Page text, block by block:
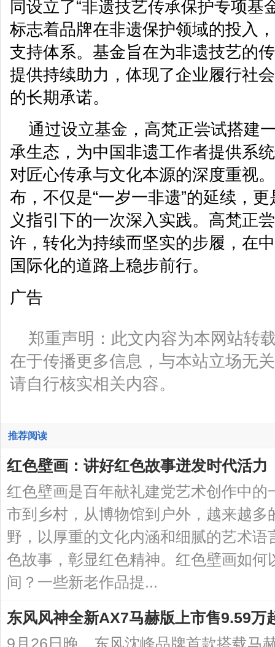
同设立了“非遗技艺传承保护专项基
标志着品牌在非遗保护领域的投入
支持体系。基金旨在为非遗技艺的
提供持续助力，体现了企业履行社
的长期承诺。
通过设立基金，高梵正尝试搭建
承生态，为中国非遗工作者提供系
对匠心传承与文化本源的深度重视
布，不仅是“一岁一非遗”的延续，
义指引下的一次深入实践。高梵正
许，转化为持续而坚实的步履，在
国际化的道路上稳步前行。
广告
郑重声明：此文内容为本网站转
在于传播更多信息，与本站立场无
请自行核实相关内容。
推荐阅读
红色壁画：讲好红色故事迸发时代活力
红色壁画是百年献礼建党艺术创作中的
市到乡村，从博物馆到户外，越来越多
野，以厚重的文化内涵和细腻的艺术语
色故事，彰显红色精神。红色壁画如何
间？一些新老作品提...
东风风神全新AX7马赫版上市售9.59万
9月26日晚，东风沈峰品牌首款搭载马